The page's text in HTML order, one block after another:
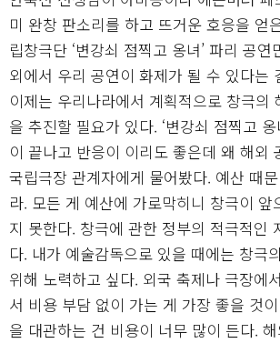
미 완창 판소리를 하고 뜨거운 호응을 얻
립창극단 ‘변강쇠 점찍고 옹녀’ 파리 공연
외에서 우리 공연이 화제가 될 수 있다는
이제는 우리나라에서 계획적으로 창극의
을 추진할 필요가 있다. ‘변강쇠 점찍고 옹
이 끝나고 반응이 이리도 좋은데 왜 해외
국립극장 관계자에게 물어봤다. 예산 때
라. 모든 게 예산에 가로막히니 창극이 앞
지 못한다. 창극에 관한 정부의 적극적인
다. 내가 예술감독으로 있을 때에는 창극
위해 노력하고 싶다. 외국 축제나 극장에
서 비용 부담 없이 가는 게 가장 좋을 것
을 대관하는 건 비용이 너무 많이 든다.